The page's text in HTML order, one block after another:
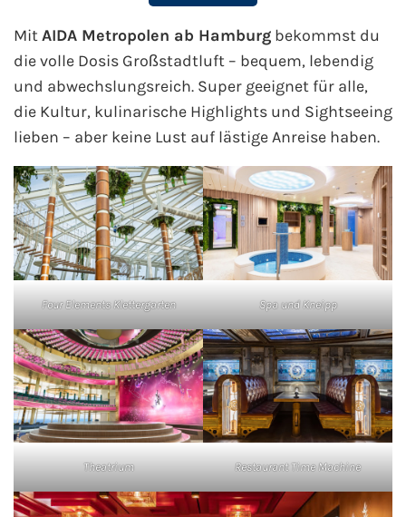
MitAIDA Metropolen ab Hamburg bekommst du
die volle Dosis Großstadtluft – bequem, lebendig
und abwechslungsreich. Super geeignet für alle,
die Kultur, kulinarische Highlights und Sightseeing
lieben – aber keine Lust auf lästige Anreise haben.
Four Elements Klettergarten Spa und Kneipp
Theatrium Restaurant Time Machine